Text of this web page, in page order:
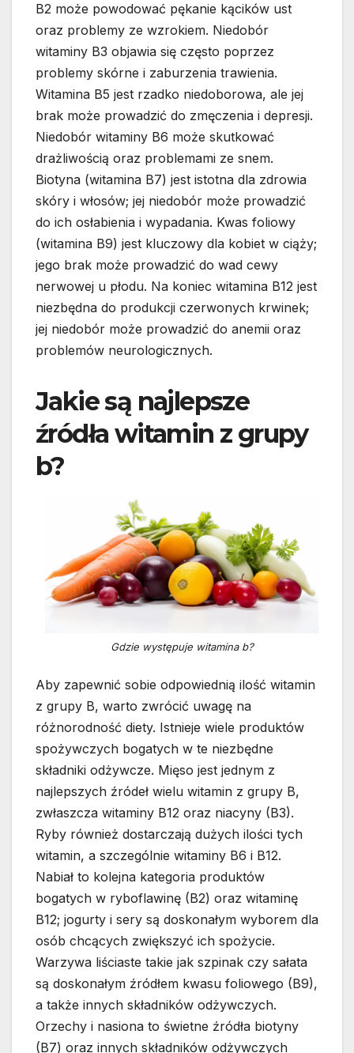
B2 może powodować pękanie kącików ust
oraz problemy ze wzrokiem. Niedobór
witaminy B3 objawia się często poprzez
problemy skórne i zaburzenia trawienia.
Witamina B5 jest rzadko niedoborowa, ale jej
brak może prowadzić do zmęczenia i depresji.
Niedobór witaminy B6 może skutkować
drażliwością oraz problemami ze snem.
Biotyna (witamina B7) jest istotna dla zdrowia
skóry i włosów; jej niedobór może prowadzić
do ich osłabienia i wypadania. Kwas foliowy
(witamina B9) jest kluczowy dla kobiet w ciąży;
jego brak może prowadzić do wad cewy
nerwowej u płodu. Na koniec witamina B12 jest
niezbędna do produkcji czerwonych krwinek;
jej niedobór może prowadzić do anemii oraz
problemów neurologicznych.
Jakie są najlepsze
źródła witamin z grupy
b?
Gdzie występuje witamina b?
Aby zapewnić sobie odpowiednią ilość witamin
z grupy B, warto zwrócić uwagę na
różnorodność diety. Istnieje wiele produktów
spożywczych bogatych w te niezbędne
składniki odżywcze. Mięso jest jednym z
najlepszych źródeł wielu witamin z grupy B,
zwłaszcza witaminy B12 oraz niacyny (B3).
Ryby również dostarczają dużych ilości tych
witamin, a szczególnie witaminy B6 i B12.
Nabiał to kolejna kategoria produktów
bogatych w ryboflawinę (B2) oraz witaminę
B12; jogurty i sery są doskonałym wyborem dla
osób chcących zwiększyć ich spożycie.
Warzywa liściaste takie jak szpinak czy sałata
są doskonałym źródłem kwasu foliowego (B9),
a także innych składników odżywczych.
Orzechy i nasiona to świetne źródła biotyny
(B7) oraz innych składników odżywczych